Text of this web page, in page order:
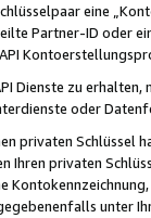
eine
Partner-ID oder
Dienste zu
oder
privaten
Ihren privaten
unter